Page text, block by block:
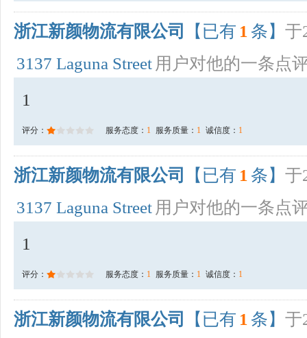
浙江新颜物流有限公司 【已有 1 条】 于
3137 Laguna Street 用户对他的一条点
1
评分： 服务态度： 1 服务质量： 1 诚信度： 1
浙江新颜物流有限公司 【已有 1 条】 于
3137 Laguna Street 用户对他的一条点
1
评分： 服务态度： 1 服务质量： 1 诚信度： 1
浙江新颜物流有限公司 【已有 1 条】 于